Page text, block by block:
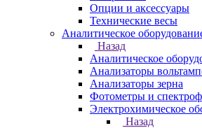
Опции и аксессуары
Технические весы
Аналитическое
Назад
Аналитическое
Анализаторы
Анализаторы зерна
Фотометры и
Электрохимическое
Назад